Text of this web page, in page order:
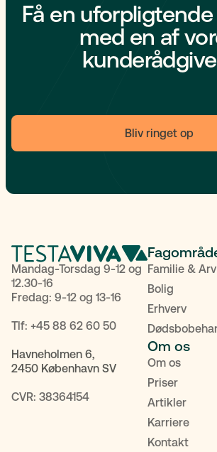
Få en
med en af
Bliv ringet op
Mandag-Torsdag 9-12 og
12.30-16
Fredag: 9-12 og 13-16
Tlf: +45 88 62 60 50
Havneholmen 6,
2450 København SV
CVR: 38364154
Familie & Arv
Bolig
Erhverv
Om os
Om os
Priser
Artikler
Karriere
Kontakt